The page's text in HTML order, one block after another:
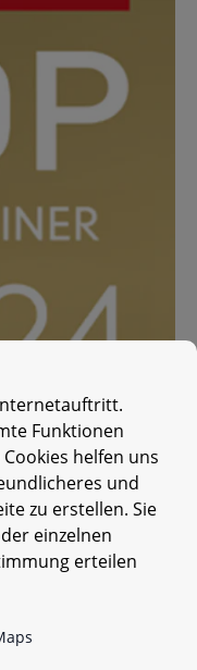
Funktionen
helfen uns
und
zu erstellen. Sie
einzelnen
erteilen